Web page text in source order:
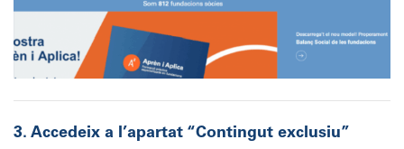
3. Accedeix a l’apartat “Contingut exclusiu”